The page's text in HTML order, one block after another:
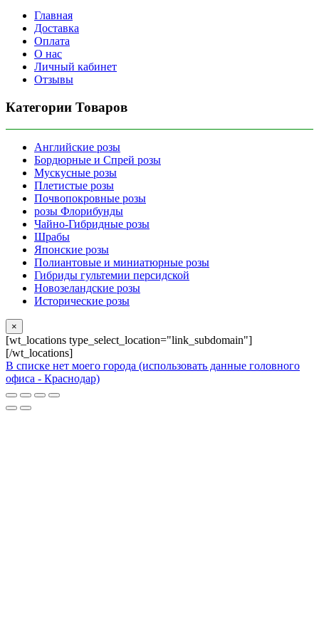
Главная
Доставка
Оплата
О нас
Личный кабинет
Отзывы
Категории Товаров
Английские розы
Бордюрные и Спрей розы
Мускусные розы
Плетистые розы
Почвопокровные розы
розы Флорибунды
Чайно-Гибридные розы
Шрабы
Японские розы
Полиантовые и миниатюрные розы
Гибриды гультемии персидской
Новозеландские розы
Исторические розы
×
[wt_locations type_select_location="link_subdomain"]
[/wt_locations]
В списке нет моего города (использовать данные головного
офиса - Краснодар)